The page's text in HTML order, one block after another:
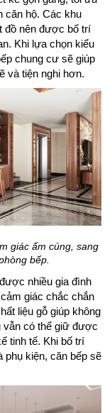
trở nên gọn gàng,
lợi hơn.
kế gọn gàng, tối ưu
căn hộ. Các khu
đồ nên được bố trí
Khi lựa chọn kiểu
chung cư sẽ giúp
và tiện nghi hơn.